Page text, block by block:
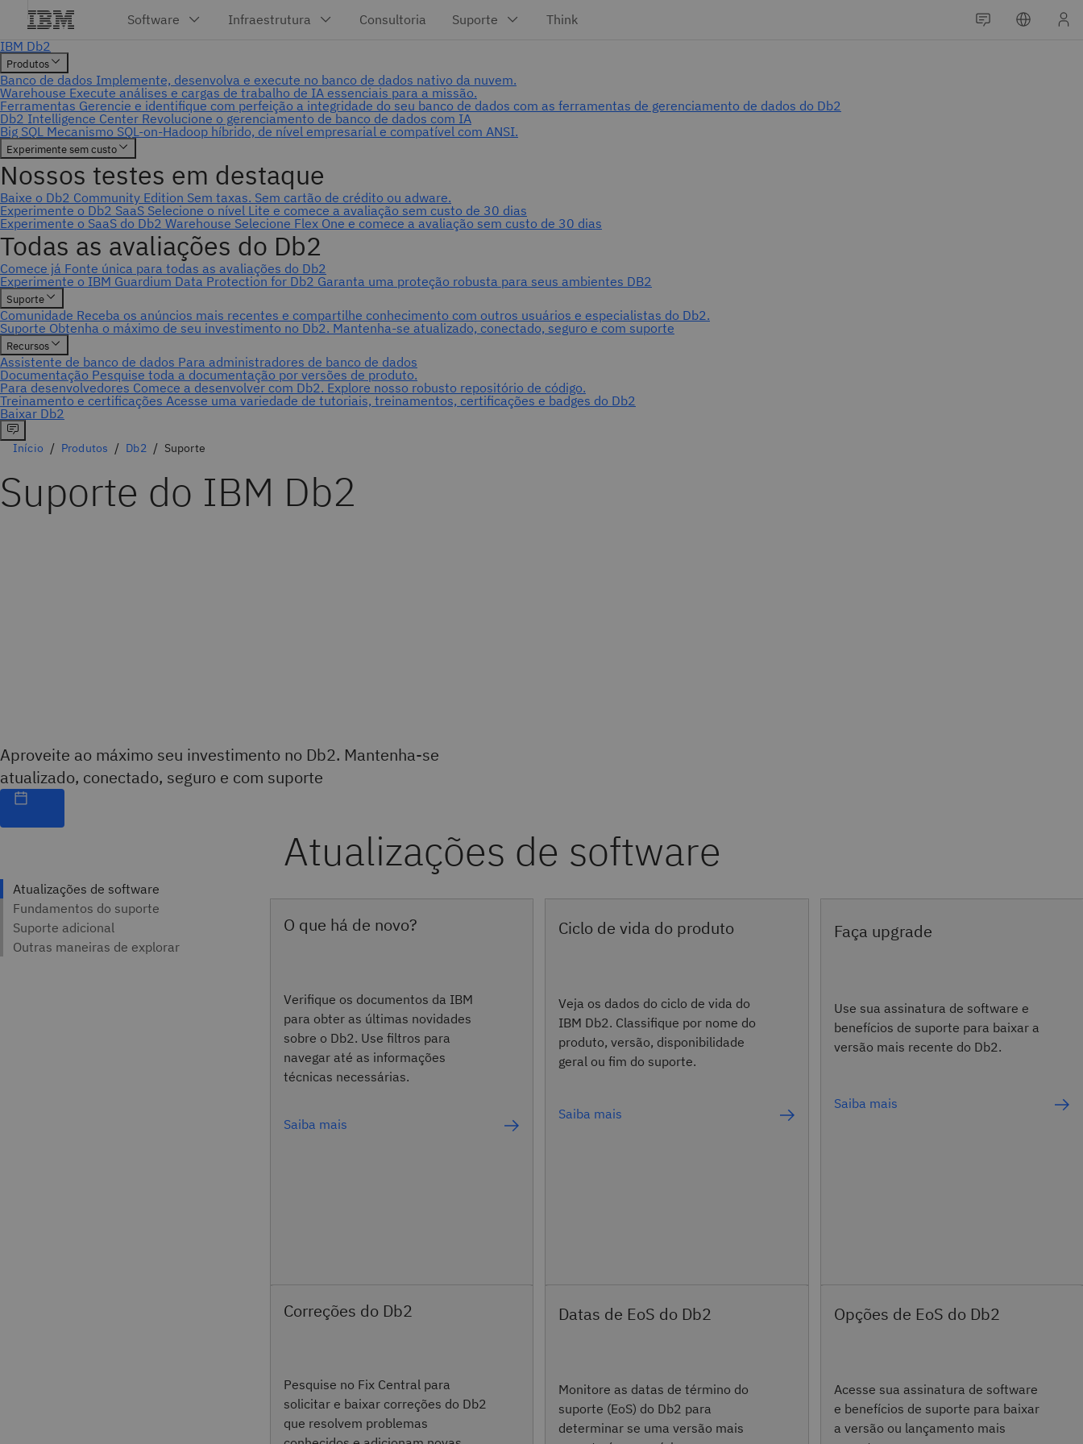
Início Produtos Db2 Suporte
Suporte do IBM Db2
Aproveite ao máximo seu investimento no Db2. Mantenha-se
atualizado, conectado, seguro e com suporte
O que há de novo?
Verifique os documentos da IBM
para obter as últimas novidades
sobre o Db2. Use filtros para
navegar até as informações
técnicas necessárias.
Saiba mais
Ciclo de vida do produto
Veja os dados do ciclo de vida do
IBM Db2. Classifique por nome do
produto, versão, disponibilidade
geral ou fim do suporte.
Saiba mais
Faça upgrade
Use sua assinatura de software e
benefícios de suporte para baixar a
versão mais recente do Db2.
Saiba mais
Correções do Db2
Pesquise no Fix Central para
solicitar e baixar correções do Db2
que resolvem problemas
Datas de EoS do Db2
Monitore as datas de término do
suporte (EoS) do Db2 para
determinar se uma versão mais
Opções de EoS do Db2
Acesse sua assinatura de software
e benefícios de suporte para baixar
a versão ou lançamento mais